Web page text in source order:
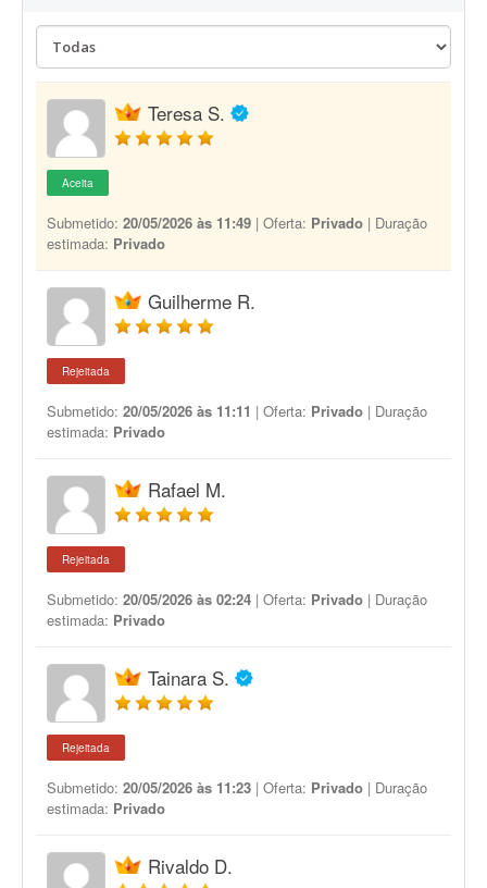
Teresa S.
Aceita
Submetido: 20/05/2026 às 11:49 | Oferta: Privado | Duração
estimada: Privado
Guilherme R.
Rejeitada
Submetido: 20/05/2026 às 11:11 | Oferta: Privado | Duração
estimada: Privado
Rafael M.
Rejeitada
Submetido: 20/05/2026 às 02:24 | Oferta: Privado | Duração
estimada: Privado
Tainara S.
Rejeitada
Submetido: 20/05/2026 às 11:23 | Oferta: Privado | Duração
estimada: Privado
Rivaldo D.